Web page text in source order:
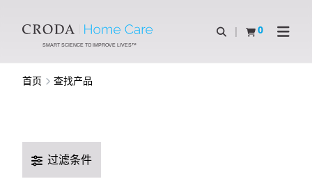
CONTENTSMART SCIENCE TO IMPROVE LIVES™
Open Search
0
查看购物车Open
首页 查找产品
过滤条件